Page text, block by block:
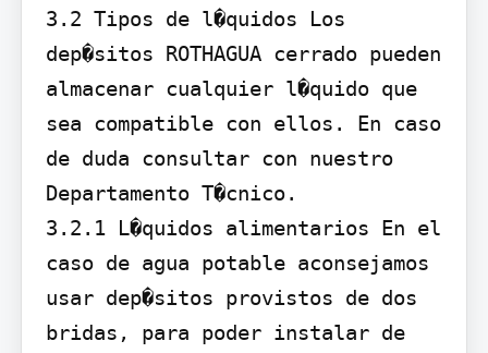
3.2 Tipos de l�quidos Los
dep�sitos ROTHAGUA cerrado pueden
almacenar cualquier l�quido que
sea compatible con ellos. En caso
de duda consultar con nuestro
Departamento T�cnico.
3.2.1 L�quidos alimentarios En el
caso de agua potable aconsejamos
usar dep�sitos provistos de dos
bridas, para poder instalar de